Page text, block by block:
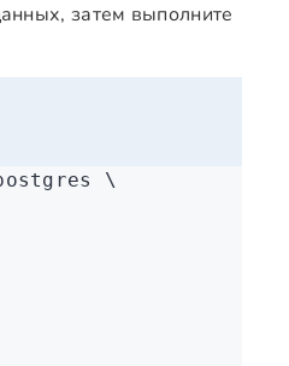
затем выполните
\